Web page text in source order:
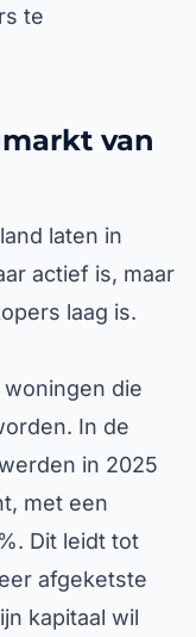
te
van
laten in
actief is, maar
laag is.
die
In de
in 2025
met een
Dit leidt tot
afgeketste
kapitaal wil